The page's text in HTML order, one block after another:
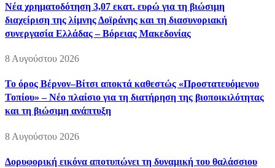
Νέα χρηματοδότηση 3,07 εκατ. ευρώ για τη βιώσιμη
διαχείριση της λίμνης Δοϊράνης και τη διασυνοριακή
συνεργασία Ελλάδας – Βόρειας Μακεδονίας
8 Αυγούστου 2026
Το όρος Βέρνον–Βίτσι αποκτά καθεστώς «Προστατευόμενου
Τοπίου» – Νέο πλαίσιο για τη διατήρηση της βιοποικιλότητας
και τη βιώσιμη ανάπτυξη
8 Αυγούστου 2026
Δορυφορική εικόνα αποτυπώνει τη δυναμική του θαλάσσιου